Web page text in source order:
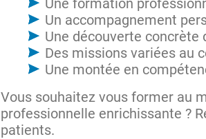
Un accompagnement
Une découverte
Des missions variées au
Une montée en
Vous souhaitez vous former au
professionnelle enrichissante ?
patients.